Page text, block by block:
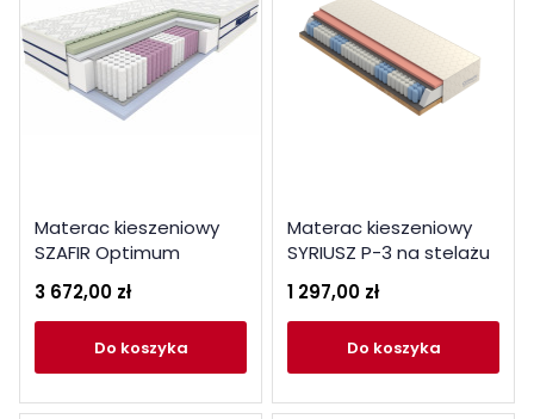
Materac kieszeniowy
SZAFIR Optimum
3 672,00 zł
do koszyka
Materac kieszeniowy
SYRIUSZ P-3 na stelażu
1 297,00 zł
do koszyka